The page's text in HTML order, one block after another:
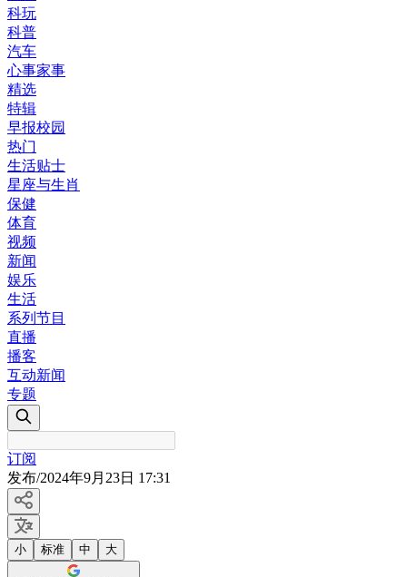
科玩
科普
汽车
心事家事
精选
特辑
早报校园
热门
生活贴士
星座与生肖
保健
体育
视频
新闻
娱乐
生活
系列节目
直播
播客
互动新闻
专题
订阅
发布/2024年9月23日 17:31
小 标准 中 大